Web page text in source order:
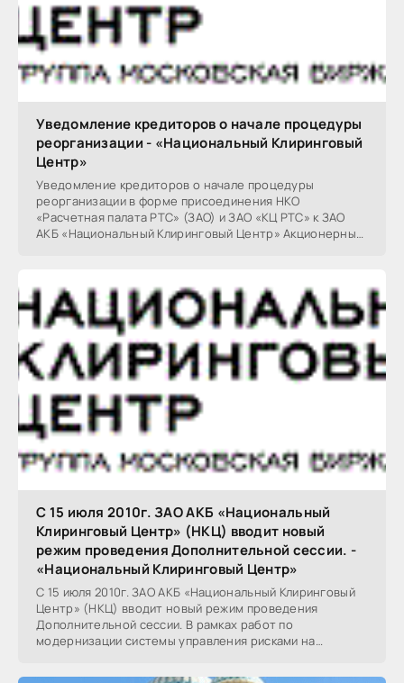
Уведомление кредиторов о начале процедуры
реорганизации - «Национальный Клиринговый
Центр»
Уведомление кредиторов о начале процедуры
реорганизации в форме присоединения НКО
«Расчетная палата РТС» (ЗАО) и ЗАО «КЦ РТС» к ЗАО
АКБ «Национальный Клиринговый Центр» Акционерный
C 15 июля 2010г. ЗАО АКБ «Национальный
Клиринговый Центр» (НКЦ) вводит новый
режим проведения Дополнительной сессии. -
«Национальный Клиринговый Центр»
C 15 июля 2010г. ЗАО АКБ «Национальный Клиринговый
Центр» (НКЦ) вводит новый режим проведения
Дополнительной сессии. В рамках работ по
модернизации системы управления рисками на